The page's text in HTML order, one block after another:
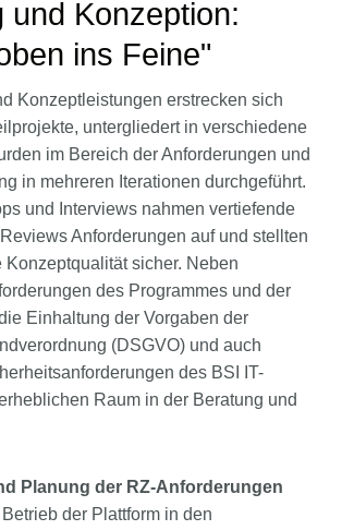
und Konzeption:
ins Feine"
Konzeptleistungen erstrecken sich
untergliedert in verschiedene
im Bereich der Anforderungen und
in mehreren Iterationen durchgeführt.
und Interviews nahmen vertiefende
Anforderungen auf und stellten
Konzeptqualität sicher. Neben
des Programmes und der
Einhaltung der Vorgaben der
(DSGVO) und auch
des BSI IT-
Raum in der Beratung und
Planung der RZ-Anforderungen
der Plattform in den